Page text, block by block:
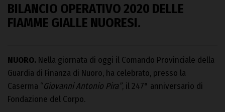
BILANCIO OPERATIVO 2020 DELLE
FIAMME GIALLE NUORESI.
NUORO. Nella giornata di oggi il Comando Provinciale della
Guardia di Finanza di Nuoro, ha celebrato, presso la
Caserma “Giovanni Antonio Pira”, il 247° anniversario di
Fondazione del Corpo.